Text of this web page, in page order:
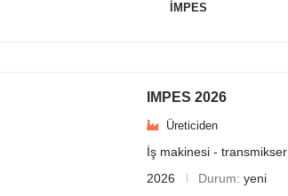
İMPES
IMPES 2026
Üreticiden
İş makinesi - transmikser
2026
Durum yeni